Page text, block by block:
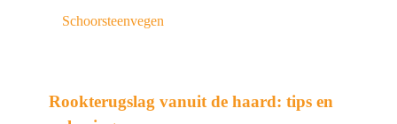
Schoorsteenvegen
Rookterugslag vanuit de haard: tips en